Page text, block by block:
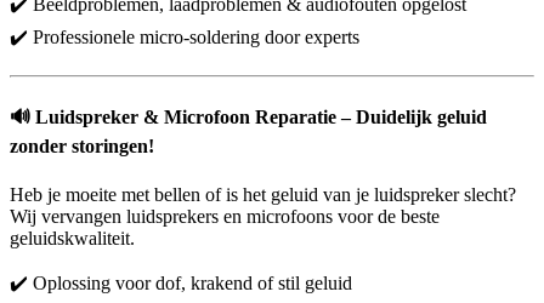
✔️ Beeldproblemen, laadproblemen & audiofouten opgelost
✔️ Professionele micro-soldering door experts
🔊 Luidspreker & Microfoon Reparatie – Duidelijk geluid
zonder storingen!
Heb je moeite met bellen of is het geluid van je luidspreker slecht?
Wij vervangen luidsprekers en microfoons voor de beste
geluidskwaliteit.
✔️ Oplossing voor dof, krakend of stil geluid